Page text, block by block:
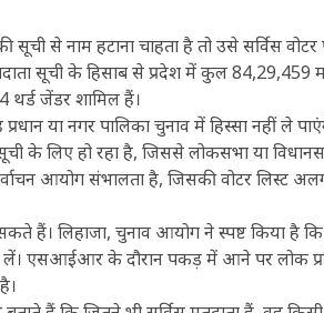
से नाम हटाना चाहता है तो उसे सर्विस
सूची के हिसाब से प्रदेश में कुल 84,29,459
जेंडर शामिल हैं।
या नगर पालिका चुनाव में हिस्सा नहीं ले
लिए हो रहा है, जिससे लोकसभा या
आयोग संभालता है, जिसकी वोटर लिस्ट
हैं। लिहाजा, चुनाव आयोग ने स्पष्ट किया है
एसआईआर के दौरान पकड़ में आने पर लोक